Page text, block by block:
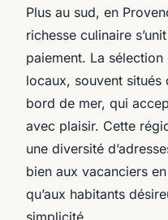
Plus au sud, en
richesse culinaire
paiement. La
locaux, souvent situés
bord de mer, qui
avec plaisir. Cette
une diversité
bien aux vacanciers
qu’aux habitants
simplicité.